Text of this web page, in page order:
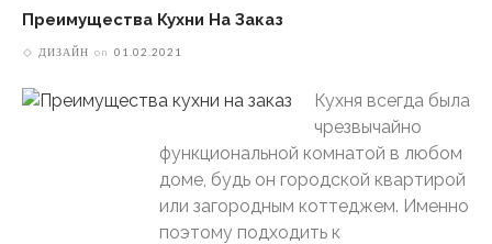
Преимущества Кухни На Заказ
ДИЗАЙН on 01.02.2021
Кухня всегда была
чрезвычайно
функциональной комнатой в любом
доме, будь он городской квартирой
или загородным коттеджем. Именно
поэтому подходить к